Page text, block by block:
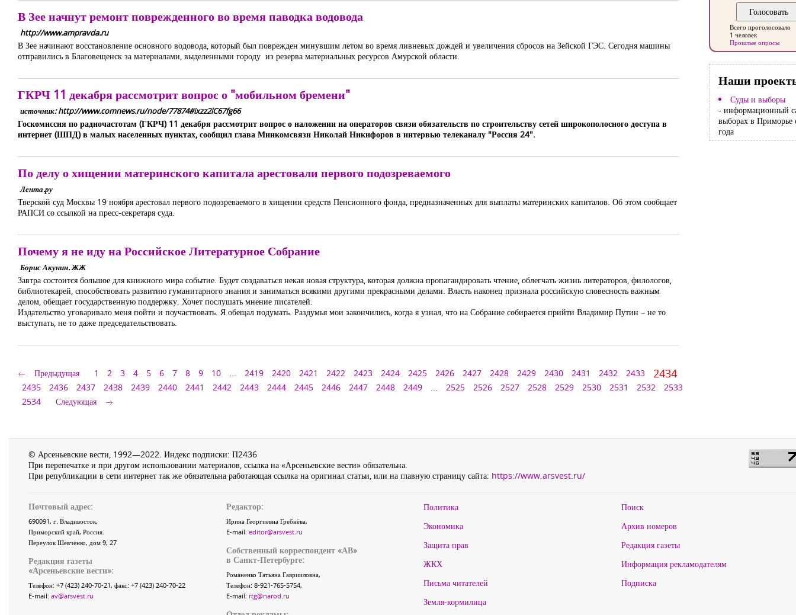
В Зее начнут ремонт поврежденного во время паводка водовода
http://www.ampravda.ru
В Зее начинают восстановление основного водовода, который был поврежден минувшим летом во время ливневых дождей и увеличения сбросов на Зейской ГЭС. Сегодня машины
отправились в Благовещенск за материалами, выделенными городу из резерва материальных ресурсов Амурской области.
ГКРЧ 11 декабря рассмотрит вопрос о "мобильном бремени"
источник: http://www.comnews.ru/node/77874#ixzz2lC67fg66
Госкомиссия по радиочастотам (ГКРЧ) 11 декабря рассмотрит вопрос о наложении на операторов связи обязательств по строительству сетей широкополосного доступа в
интернет (ШПД) в малых населенных пунктах, сообщил глава Минкомсвязи Николай Никифоров в интервью телеканалу "Россия 24".
По делу о хищении материнского капитала арестовали первого подозреваемого
Лента.ру
Тверской суд Москвы 19 ноября арестовал первого подозреваемого в хищении средств Пенсионного фонда, предназначенных для выплаты материнских капиталов. Об этом сообщает
РАПСИ со ссылкой на пресс-секретаря суда.
Почему я не иду на Российское Литературное Собрание
Борис Акунин. ЖЖ
Завтра состоится большое для книжного мира событие. Будет создаваться некая новая структура, которая должна пропагандировать чтение, облегчать жизнь литераторов, филологов,
библиотекарей, способствовать развитию гуманитарного знания и заниматься всякими другими прекрасными делами. Власть наконец признала российскую словесность важным
делом, обещает государственную поддержку. Хочет послушать мнение писателей.
Издательство уговаривало меня пойти и поучаствовать. Я обещал подумать. Раздумья мои закончились, когда я узнал, что на Собрание собирается прийти Владимир Путин – не то
выступать, не то даже председательствовать.
Предыдущая 1 2 3 4 5 6 7 8 9 10 ... 2419 2420 2421 2422 2423 2424 2425 2426 2427 2428 2429 2430 2431 2432 2433 2434
2435 2436 2437 2438 2439 2440 2441 2442 2443 2444 2445 2446 2447 2448 2449 ... 2525 2526 2527 2528 2529 2530 2531 2532
2533
2534
Следующая
Всего проголосовало
1 человек
Прошлые опросы
Наши
Суды и выборы
- информационный
выборах в Приморье
года
© Арсеньевские вести, 1992—2022. Индекс подписки: П2436
При перепечатке и при другом использовании материалов, ссылка на «Арсеньевские вести» обязательна.
При републикации в сети интернет так же обязательна работающая ссылка на оригинал статьи, или на главную страницу сайта: https://www.arsvest.ru/
Почтовый адрес:
690091, г. Владивосток,
Приморский край, Россия.
Переулок Шевченко, дом 9, 27
Редакция газеты
«Арсеньевские вести»:
Телефон: +7 (423) 240-70-21, факс: +7 (423) 240-70-22
E-mail: av@arsvest.ru
Редактор:
Ирина Георгиевна Гребнёва,
E-mail: editor@arsvest.ru
Собственный корреспондент «АВ»
в Санкт-Петербурге:
Романенко Татьяна Гаврииловна,
Телефон: 8-921-765-5754,
E-mail: rtg@narod.ru
Политика
Экономика
Защита прав
ЖКХ
Письма читателей
Земля-кормилица
Поиск
Архив номеров
Редакция газеты
Информация рекламодателям
Подписка